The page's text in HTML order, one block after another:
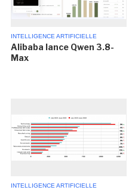
INTELLIGENCE ARTIFICIELLE
Alibaba lance Qwen 3.8-
Max
INTELLIGENCE ARTIFICIELLE